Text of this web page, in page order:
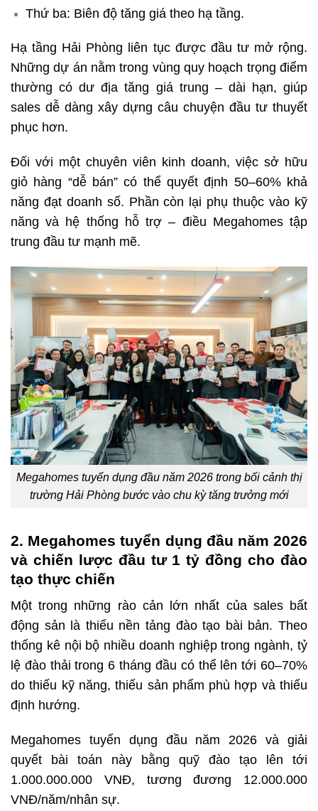
Thứ ba: Biên độ tăng giá theo hạ tầng.
Hạ tầng Hải Phòng liên tục được đầu tư mở rộng.
Những dự án nằm trong vùng quy hoạch trọng điểm
thường có dư địa tăng giá trung – dài hạn, giúp
sales dễ dàng xây dựng câu chuyện đầu tư thuyết
phục hơn.
Đối với một chuyên viên kinh doanh, việc sở hữu
giỏ hàng “dễ bán” có thể quyết định 50–60% khả
năng đạt doanh số. Phần còn lại phụ thuộc vào kỹ
năng và hệ thống hỗ trợ – điều Megahomes tập
trung đầu tư mạnh mẽ.
Megahomes tuyển dụng đầu năm 2026 trong bối cảnh thị
trường Hải Phòng bước vào chu kỳ tăng trưởng mới
2. Megahomes tuyển dụng đầu năm 2026
và chiến lược đầu tư 1 tỷ đồng cho đào
tạo thực chiến
Một trong những rào cản lớn nhất của sales bất
động sản là thiếu nền tảng đào tạo bài bản. Theo
thống kê nội bộ nhiều doanh nghiệp trong ngành, tỷ
lệ đào thải trong 6 tháng đầu có thể lên tới 60–70%
do thiếu kỹ năng, thiếu sản phẩm phù hợp và thiếu
định hướng.
Megahomes tuyển dụng đầu năm 2026 và giải
quyết bài toán này bằng quỹ đào tạo lên tới
1.000.000.000 VNĐ, tương đương 12.000.000
VNĐ/năm/nhân sự.